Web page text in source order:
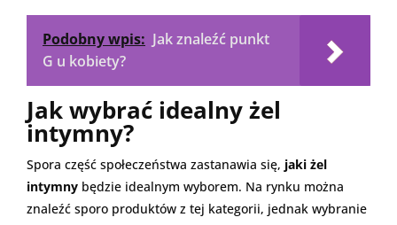
Podobny wpis: Jak znaleźć punkt
G u kobiety?
Jak wybrać idealny żel
intymny?
Spora część społeczeństwa zastanawia się, jaki żel
intymny będzie idealnym wyborem. Na rynku można
znaleźć sporo produktów z tej kategorii, jednak wybranie